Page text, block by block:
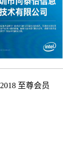
2018 至尊会员